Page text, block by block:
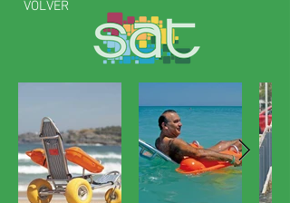
VOLVER